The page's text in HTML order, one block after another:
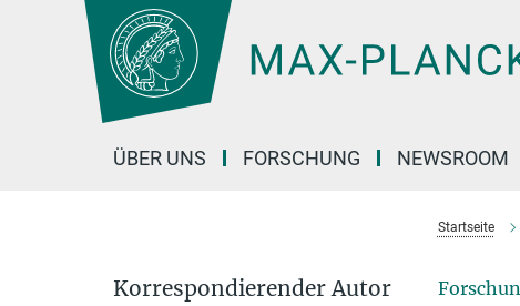
Hauptinhalt
ÜBER UNS FORSCHUNG NEWSROOM
Startseite
Korrespondierender Autor